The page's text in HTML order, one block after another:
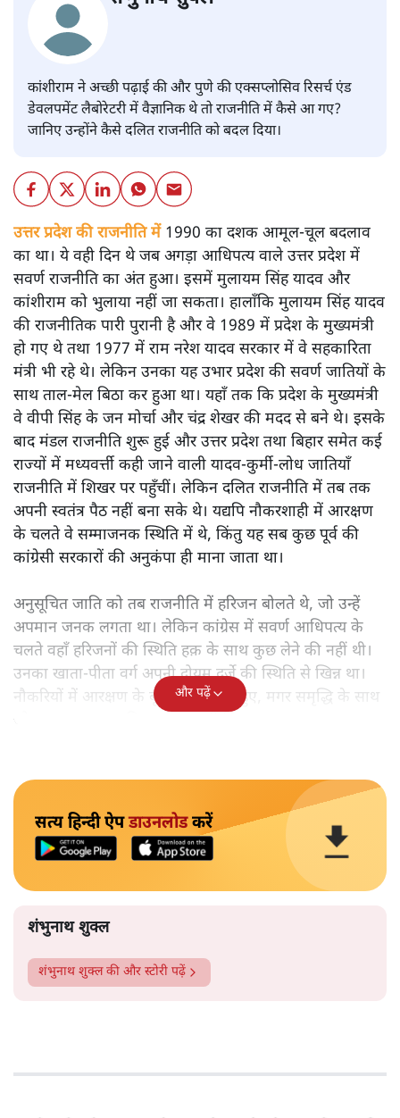
कांशीराम ने अच्छी पढ़ाई की और पुणे की एक्सप्लोसिव रिसर्च एंड
डेवलपमेंट लैबोरेटरी में वैज्ञानिक थे तो राजनीति में कैसे आ गए?
जानिए उन्होंने कैसे दलित राजनीति को बदल दिया।
उत्तर प्रदेश की राजनीति में1990 का दशक आमूल-चूल बदलाव
का था। ये वही दिन थे जब अगड़ा आधिपत्य वाले उत्तर प्रदेश में
सवर्ण राजनीति का अंत हुआ। इसमें मुलायम सिंह यादव और
कांशीराम को भुलाया नहीं जा सकता। हालाँकि मुलायम सिंह यादव
की राजनीतिक पारी पुरानी है और वे 1989 में प्रदेश के मुख्यमंत्री
हो गए थे तथा 1977 में राम नरेश यादव सरकार में वे सहकारिता
मंत्री भी रहे थे। लेकिन उनका यह उभार प्रदेश की सवर्ण जातियों के
साथ ताल-मेल बिठा कर हुआ था। यहाँ तक कि प्रदेश के मुख्यमंत्री
वे वीपी सिंह के जन मोर्चा और चंद्र शेखर की मदद से बने थे। इसके
बाद मंडल राजनीति शुरू हुई और उत्तर प्रदेश तथा बिहार समेत कई
राज्यों में मध्यवर्त्ती कही जाने वाली यादव-कुर्मी-लोध जातियाँ
राजनीति में शिखर पर पहुँचीं। लेकिन दलित राजनीति में तब तक
अपनी स्वतंत्र पैठ नहीं बना सके थे। यद्यपि नौकरशाही में आरक्षण
के चलते वे सम्माजनक स्थिति में थे, किंतु यह सब कुछ पूर्व की
कांग्रेसी सरकारों की अनुकंपा ही माना जाता था।
अनुसूचित जाति को तब राजनीति में हरिजन बोलते थे, जो उन्हें
अपमान जनक लगता था। लेकिन कांग्रेस में सवर्ण आधिपत्य के
चलते वहाँ हरिजनों की स्थिति हक़ के साथ कुछ लेने की नहीं थी।
उनका खाता-पीता वर्ग अपनी दोयम दर्जे की स्थिति से खिन्न था।
नौकरियों में आरक्षण के बूते वे समृद्ध तो हुए, मगर समृद्धि के साथ
जो आत्म-सम्मान चाहिए था, वह नहीं मिल रहा था।
और पढ़ें
सत्य हिन्दी ऐपडाउनलोडकरें
शंभुनाथ शुक्ल
शंभुनाथ शुक्लकी और स्टोरी पढ़ें